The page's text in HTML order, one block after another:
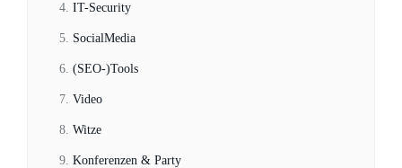
IT-Security
SocialMedia
(SEO-)Tools
Video
Witze
Konferenzen & Party